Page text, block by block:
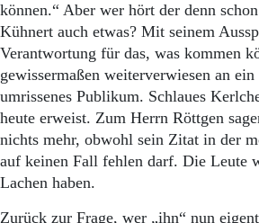
können.“ Aber wer hört der denn
Kühnert auch etwas? Mit seinem
Verantwortung für das, was kommen
gewissermaßen weiterverwiesen an
umrissenes Publikum. Schlaues
heute erweist. Zum Herrn Röttgen
nichts mehr, obwohl sein Zitat in der
auf keinen Fall fehlen darf. Die Leute
Lachen haben.
Zurück zur Frage, wer „ihn“ nun